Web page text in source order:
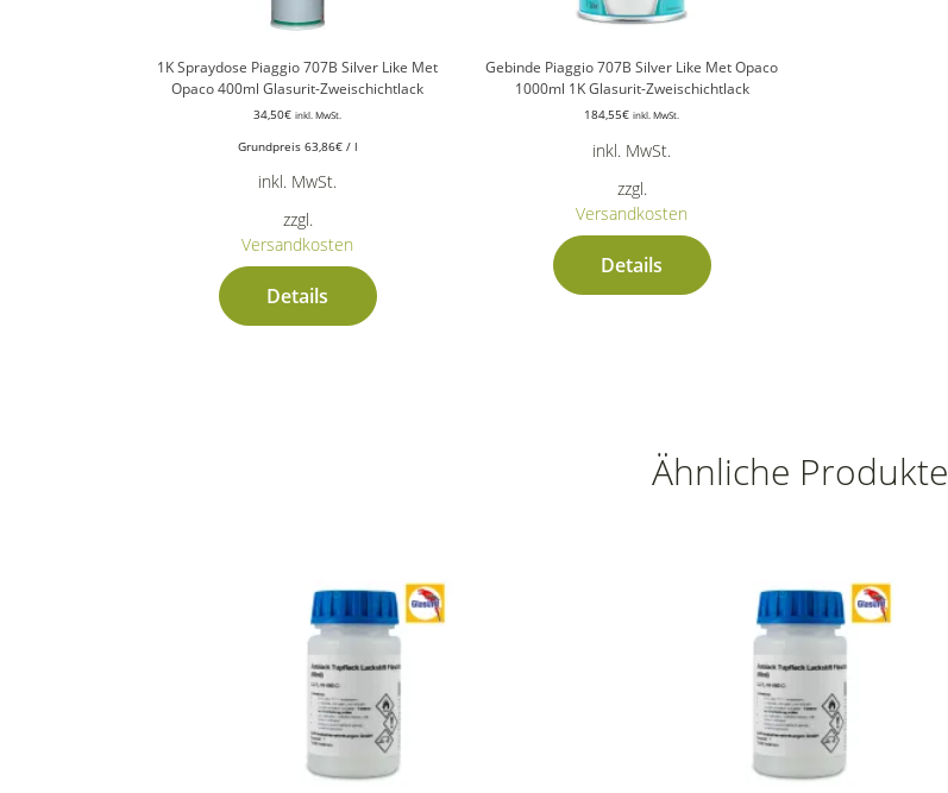
1K Spraydose Piaggio 707B Silver Like Met
Opaco 400ml Glasurit-Zweischichtlack
34,50€ inkl. MwSt.
Grundpreis 63,86€/ l
inkl. MwSt.
zzgl.
Versandkosten
Details
Gebinde Piaggio 707B Silver Like Met Opaco
1000ml 1K Glasurit-Zweischichtlack
184,55€ inkl. MwSt.
inkl. MwSt.
zzgl.
Versandkosten
Details
Ähnliche Produkte